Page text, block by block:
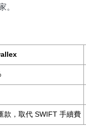
。
款，取代 SWIFT 手續費